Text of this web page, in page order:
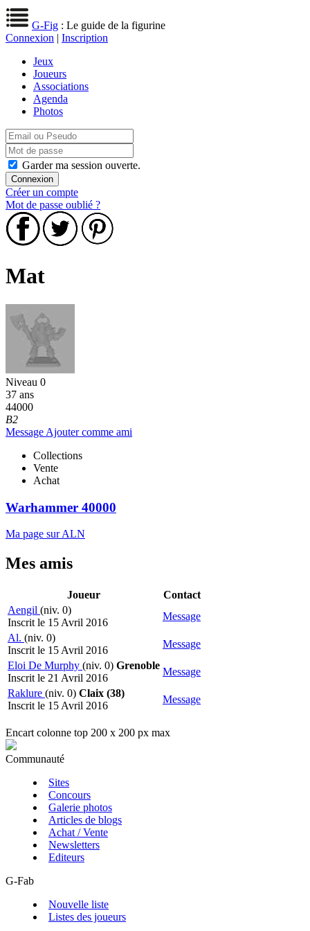
G-Fig : Le guide de la figurine
Connexion | Inscription
Jeux
Joueurs
Associations
Agenda
Photos
Garder ma session ouverte.
Créer un compte
Mot de passe oublié ?
Mat
Niveau 0
37 ans
44000
B2
Message Ajouter comme ami
Collections
Vente
Achat
Warhammer 40000
Ma page sur ALN
Mes amis
Joueur
Contact
Aengil (niv. 0)
Inscrit le 15 Avril 2016
Message
Al. (niv. 0)
Inscrit le 15 Avril 2016
Message
Eloi De Murphy (niv. 0) Grenoble
Inscrit le 21 Avril 2016
Message
Raklure (niv. 0) Claix (38)
Inscrit le 15 Avril 2016
Message
Encart colonne top 200 x 200 px max
Communauté
Sites
Concours
Galerie photos
Articles de blogs
Achat / Vente
Newsletters
Editeurs
G-Fab
Nouvelle liste
Listes des joueurs